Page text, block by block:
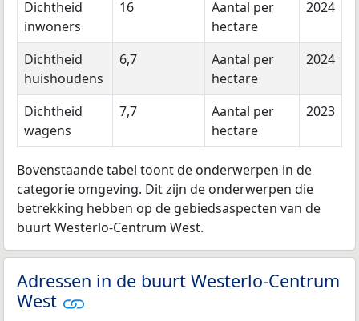
Dichtheid
inwoners
16
Aantal per
hectare
2024
Dichtheid
huishoudens
6,7
Aantal per
hectare
2024
Dichtheid
wagens
7,7
Aantal per
hectare
2023
Bovenstaande tabel toont de onderwerpen in de
categorie omgeving. Dit zijn de onderwerpen die
betrekking hebben op de gebiedsaspecten van de
buurt Westerlo-Centrum West.
Adressen in de buurt Westerlo-Centrum
West